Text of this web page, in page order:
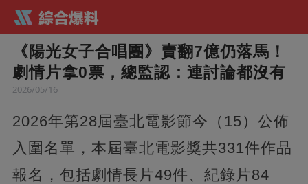
《陽光女子合唱團》賣翻7億仍落馬！
劇情片拿0票，總監認：連討論都沒有
2026/05/16
2026年第28屆臺北電影節今（15）公佈
入圍名單，本屆臺北電影獎共331件作品
報名，包括劇情長片49件、紀錄片84